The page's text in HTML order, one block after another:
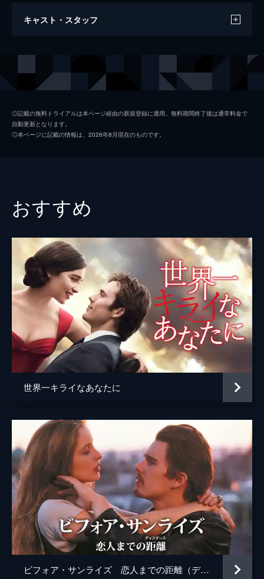
君の名前で僕を呼んで
キャスト・スタッフ
エリオ
脚本
原作 アンドレ・アシマン
製作 ピーター・スピアーズ
ルカ・グァダニーノ
エミリー・ジョルジュ
ホドリゴ・テイシェイラ
マルコ・モラビート
ジェームズ・アイヴォリー
◎記載の無料トライアルは本ページ経由の新規登録に適用。無料期間終了後は通常料金で
自動更新となります。
◎本ページに記載の情報は、2026年8月現在のものです。
おすすめ
世界一キライなあなたに
ビフォア・サンライズ 恋人までの距離（ディスタンス）